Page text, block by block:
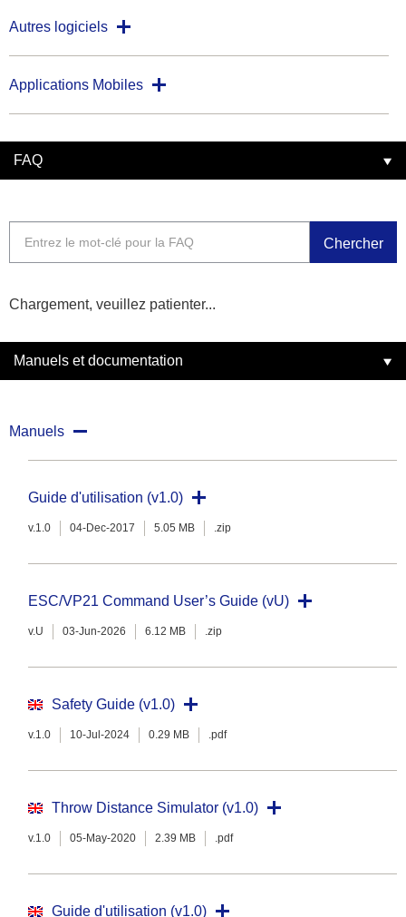
Autres logiciels
Applications Mobiles
FAQ
Chercher
Chargement, veuillez patienter...
Manuels et documentation
Manuels
Guide d'utilisation (v1.0)
v.1.0 04-Dec-2017 5.05 MB .zip
ESC/VP21 Command User’s Guide (vU)
v.U 03-Jun-2026 6.12 MB .zip
Safety Guide (v1.0)
v.1.0 10-Jul-2024 0.29 MB .pdf
Throw Distance Simulator (v1.0)
v.1.0 05-May-2020 2.39 MB .pdf
Guide d'utilisation (v1.0)